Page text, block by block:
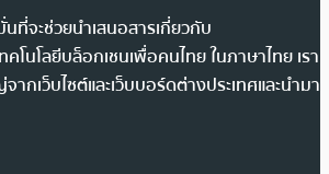
ที่จะช่วยนำเสนอสารเกี่ยวกับ
โนโลยีบล็อกเชนเพื่อคนไทย ในภาษาไทย เรา
กเว็บไซต์และเว็บบอร์ดต่างประเทศและนำมา